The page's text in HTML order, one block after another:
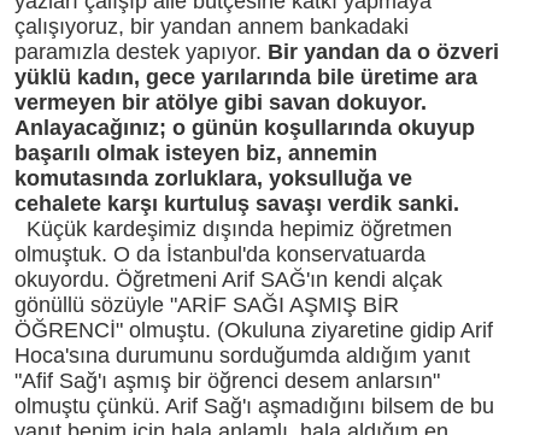
çalışıyoruz, bir yandan annem bankadaki
paramızla destek yapıyor. Bir yandan da o özveri
yüklü kadın, gece yarılarında bile üretime ara
vermeyen bir atölye gibi savan dokuyor.
Anlayacağınız; o günün koşullarında okuyup
başarılı olmak isteyen biz, annemin
komutasında zorluklara, yoksulluğa ve
cehalete karşı kurtuluş savaşı verdik sanki.
Küçük kardeşimiz dışında hepimiz öğretmen
olmuştuk. O da İstanbul'da konservatuarda
okuyordu. Öğretmeni Arif SAĞ'ın kendi alçak
gönüllü sözüyle "ARİF SAĞI AŞMIŞ BİR
ÖĞRENCİ" olmuştu. (Okuluna ziyaretine gidip Arif
Hoca'sına durumunu sorduğumda aldığım yanıt
"Afif Sağ'ı aşmış bir öğrenci desem anlarsın"
olmuştu çünkü. Arif Sağ'ı aşmadığını bilsem de bu